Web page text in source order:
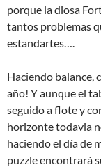
porque la diosa
tantos problemas
estandartes….
Haciendo balance,
año! Y aunque el
seguido a flote y
horizonte todavia
haciendo el día de
puzzle encontrará